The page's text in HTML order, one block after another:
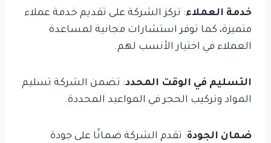
خدمة العملاء: تركز الشركة على تقديم خدمة عملاء
متميزة، كما توفر استشارات مجانية لمساعدة
العملاء في اختيار الأنسب لهم.
التسليم في الوقت المحدد: تضمن الشركة تسليم
المواد وتركيب الحجر في المواعيد المحددة.
ضمان الجودة: تقدم الشركة ضمانًا على جودة